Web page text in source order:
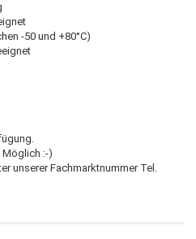
-50 und +80°C)
:-)
unserer Fachmarktnummer Tel.